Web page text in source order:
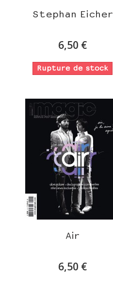
Stephan Eicher
6,50 €
Rupture de stock
Air
6,50 €